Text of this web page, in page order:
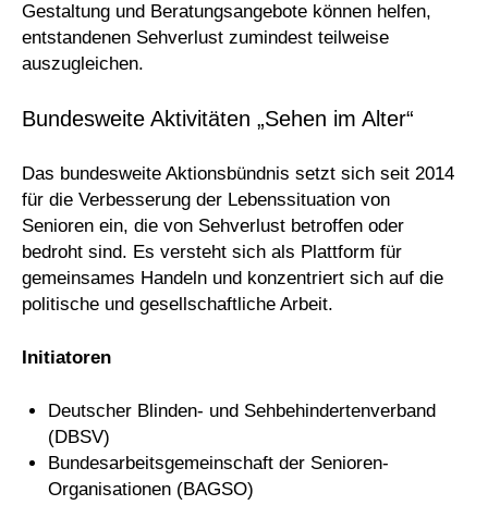
Gestaltung und Beratungsangebote können helfen,
entstandenen Sehverlust zumindest teilweise
auszugleichen.
Bundesweite Aktivitäten „Sehen im Alter“
Das bundesweite Aktionsbündnis setzt sich seit 2014
für die Verbesserung der Lebenssituation von
Senioren ein, die von Sehverlust betroffen oder
bedroht sind. Es versteht sich als Plattform für
gemeinsames Handeln und konzentriert sich auf die
politische und gesellschaftliche Arbeit.
Initiatoren
Deutscher Blinden- und Sehbehindertenverband
(DBSV)
Bundesarbeitsgemeinschaft der Senioren-
Organisationen (BAGSO)